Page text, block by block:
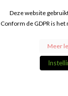
Deze website
Conform de GDPR is
Meer